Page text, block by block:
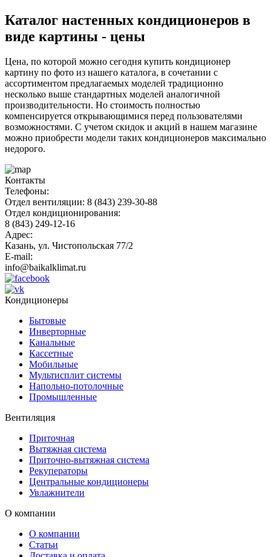
Каталог настенных кондиционеров в
виде картины - цены
Цена, по которой можно сегодня купить кондиционер
картину по фото из нашего каталога, в сочетании с
ассортиментом предлагаемых моделей традиционно
несколько выше стандартных моделей аналогичной
производительности. Но стоимость полностью
компенсируется открывающимися перед пользователями
возможностями. С учетом скидок и акций в нашем магазине
можно приобрести модели таких кондиционеров максимально
недорого.
Контакты
Телефоны:
Отдел вентиляции: 8 (843) 239-30-88
Отдел кондиционирования:
8 (843) 249-12-16
Адрес:
Казань, ул. Чистопольская 77/2
E-mail:
info@baikalklimat.ru
Кондиционеры
Бытовые
Инверторные
Канальные
Кассетные
Мобильные
Мультисплит системы
Напольно-потолочные
Промышленные
Вентиляция
Приточная
Вытяжная система
Приточно-вытяжная система
Рекуператоры
Центральные кондиционеры
Увлажнители
О компании
О компании
Статьи